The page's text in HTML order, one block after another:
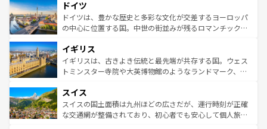
せる。地方によって風土や気候が異なるスペインはその個
性で訪れる人を魅了する。 なお、新着のスペイン情報は コ
ンテンツ一覧を参照してほしい。
で、幅広い魅力が詰まっている。華麗な宮殿、歴史的な大
聖堂、美しいビーチ、そして豊かな自然が、訪れる者を心
から魅了する。また、フランスは美食の国としても知ら
いる。シャンパンの発祥地であるランス、プロヴァンスの
香り高いラベンダー畑など、多彩な楽しみ方が可能だ。さ
らに、パリ以外の地域にも魅力が溢れており、どの街角に
れる地方に足を運ぶとそれぞれで全く異なる文化を体験で
きるだろう。 なお、新着のフランス情報はコンテンツ一覧
を参照してほしい。
ドイツ
ドイツは、豊かな歴史と多彩な文化が交差するヨーロッパ
の中心に位置する国。中世の街並みが残るロマンチック街
顔を持つこの国は、どこを歩いても飽きることがない。ベ
ルリンの文化的活気、バイエルン州のアルプスの絶景、そ
してライン川沿いのワイン畑といった風景は必見。ビール
は、お酒好きな人にはぜひ体験してほしい。 なお、新着の
ドイツ情報はコンテンツ一覧を参照してほしい。
イギリス
イギリスは、古きよき伝統と最先端が共存する国。ウェス
トミンスター寺院や大英博物館のようなランドマーク、歴
リアごとに異なる魅力がある。また、優雅なアフタヌーン
ティー、ビール好きにはたまらない英国パブ、サッカー観
戦など、本場だからこそできる体験も豊富。イギリスを旅
スイス
スイスの国土面積は九州ほどの広さだが、運行時刻が正確
な交通網が整備されており、初心者でも安心して個人旅行